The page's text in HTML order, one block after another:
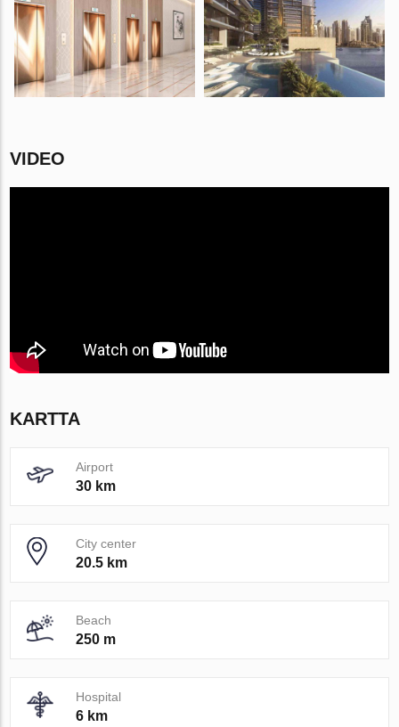
VIDEO
KARTTA
Airport
30 km
City center
20.5 km
Beach
250 m
Hospital
6 km